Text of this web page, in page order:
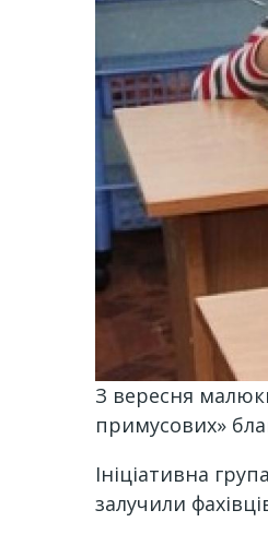
З вересня
примусових»
Ініціативна
залучили